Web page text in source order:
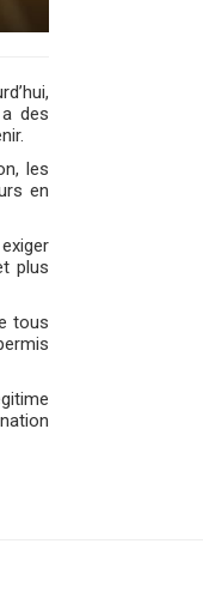
des
les
en
plus
tous